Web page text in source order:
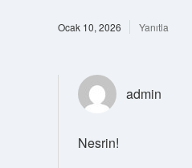
Ocak 10, 2026 Yanıtla
admin
Nesrin!